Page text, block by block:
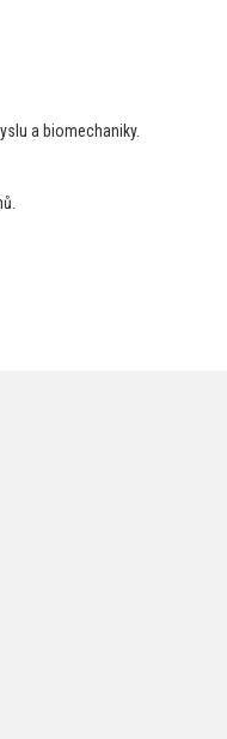
a biomechaniky.